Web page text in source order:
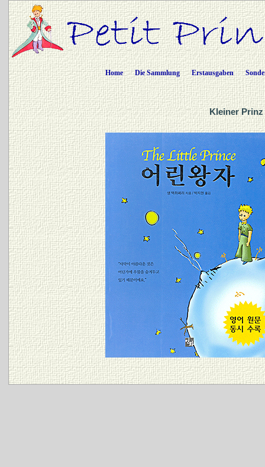
Home Die Sammlung Erstausgaben
Kleiner Prinz